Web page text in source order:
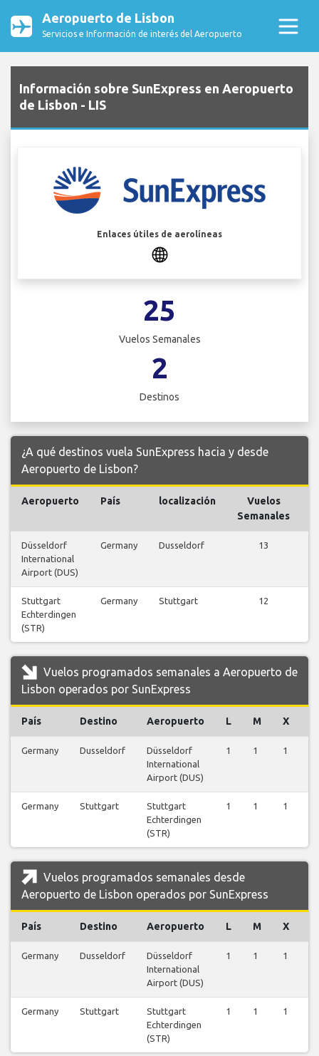
Aeropuerto de Lisbon
Servicios e Información de interés del Aeropuerto
Información sobre SunExpress en Aeropuerto
de Lisbon - LIS
Enlaces útiles de aerolíneas
25
Vuelos Semanales
2
Destinos
¿A qué destinos vuela SunExpress hacia y desde
Aeropuerto de Lisbon?
Aeropuerto País localización
Vuelos
Semanales
Düsseldorf
International
Airport (DUS)
Germany Dusseldorf
13
Stuttgart
Echterdingen
(STR)
Germany Stuttgart
12
Vuelos programados semanales a Aeropuerto de
Lisbon operados por SunExpress
País Destino Aeropuerto L M X
Germany Dusseldorf
Düsseldorf
International
Airport (DUS)
1 1 1
Germany Stuttgart
Stuttgart
Echterdingen
(STR)
1 1 1
Vuelos programados semanales desde
Aeropuerto de Lisbon operados por SunExpress
País Destino Aeropuerto L M X
Germany Dusseldorf
Düsseldorf
International
Airport (DUS)
1 1 1
Germany Stuttgart
Stuttgart
Echterdingen
(STR)
1 1 1